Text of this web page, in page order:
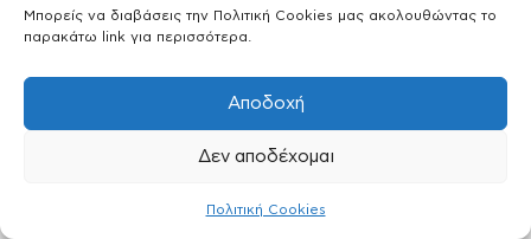
Μπορείς να διαβάσεις την Πολιτική Cookies μας ακολουθώντας το
παρακάτω link για περισσότερα.
Αποδοχή
Δεν αποδέχομαι
Πολιτική Cookies
εφικτό, αυτό το τμήμα θα ερμηνεύεται με τρόπο σύμφωνο
με την ισχύουσα νομοθεσία ώστε να αντικατοπτρίζει, όσο
μερών και τα υπόλοιπα τμήματα θα παραμείνουν σε πλήρη
ισχύ και αποτελεσματικότητα .
διάταξη στους Όρους δεν θα συνιστά παραίτηση από